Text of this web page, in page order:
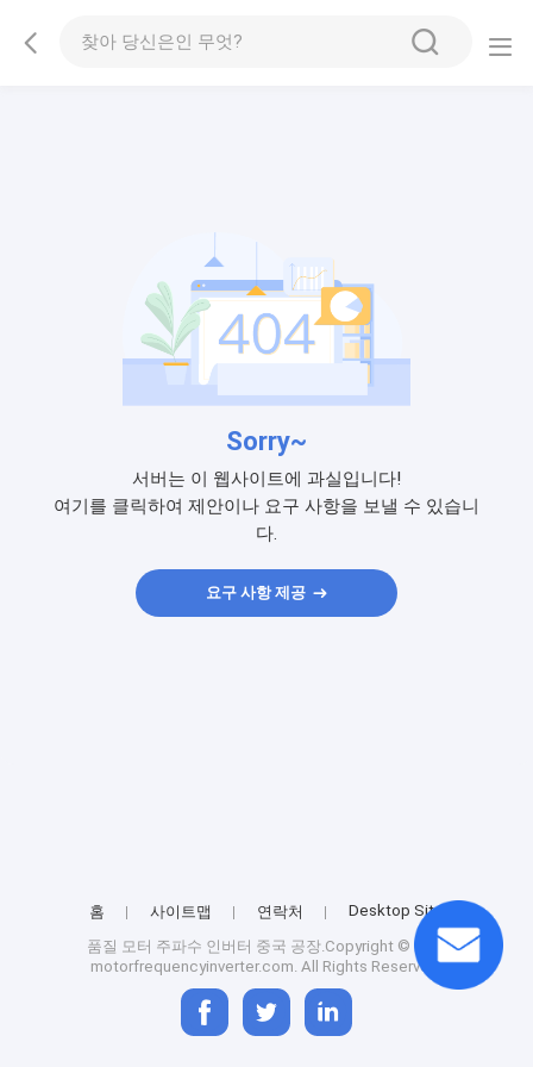
Sorry~
서버는 이 웹사이트에 과실입니다!
여기를 클릭하여 제안이나 요구 사항을 보낼 수 있습니
다.
요구 사항 제공
홈 사이트맵 연락처 Desktop Site
품질 모터 주파수 인버터 중국 공장.Copyright © 2025
motorfrequencyinverter.com. All Rights Reserved.